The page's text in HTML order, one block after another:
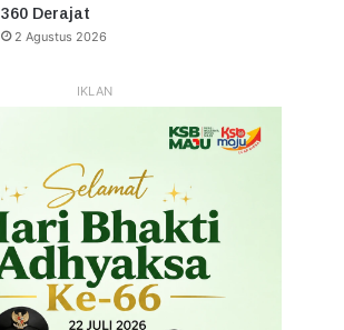
360 Derajat
2 Agustus 2026
IKLAN